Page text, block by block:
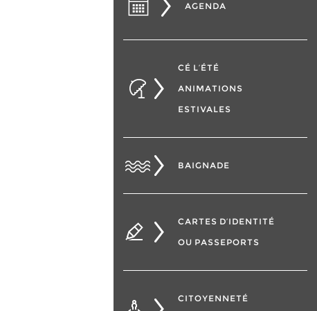
AGENDA
CÉ L’ÉTÉ
ANIMATIONS
ESTIVALES
BAIGNADE
CARTES D’IDENTITÉ
OU PASSEPORTS
CITOYENNETÉ